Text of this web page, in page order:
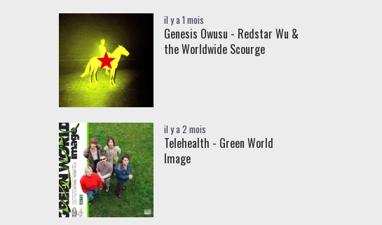
il y a 1 mois
Genesis Owusu - Redstar Wu &
the Worldwide Scourge
il y a 2 mois
Telehealth - Green World
Image